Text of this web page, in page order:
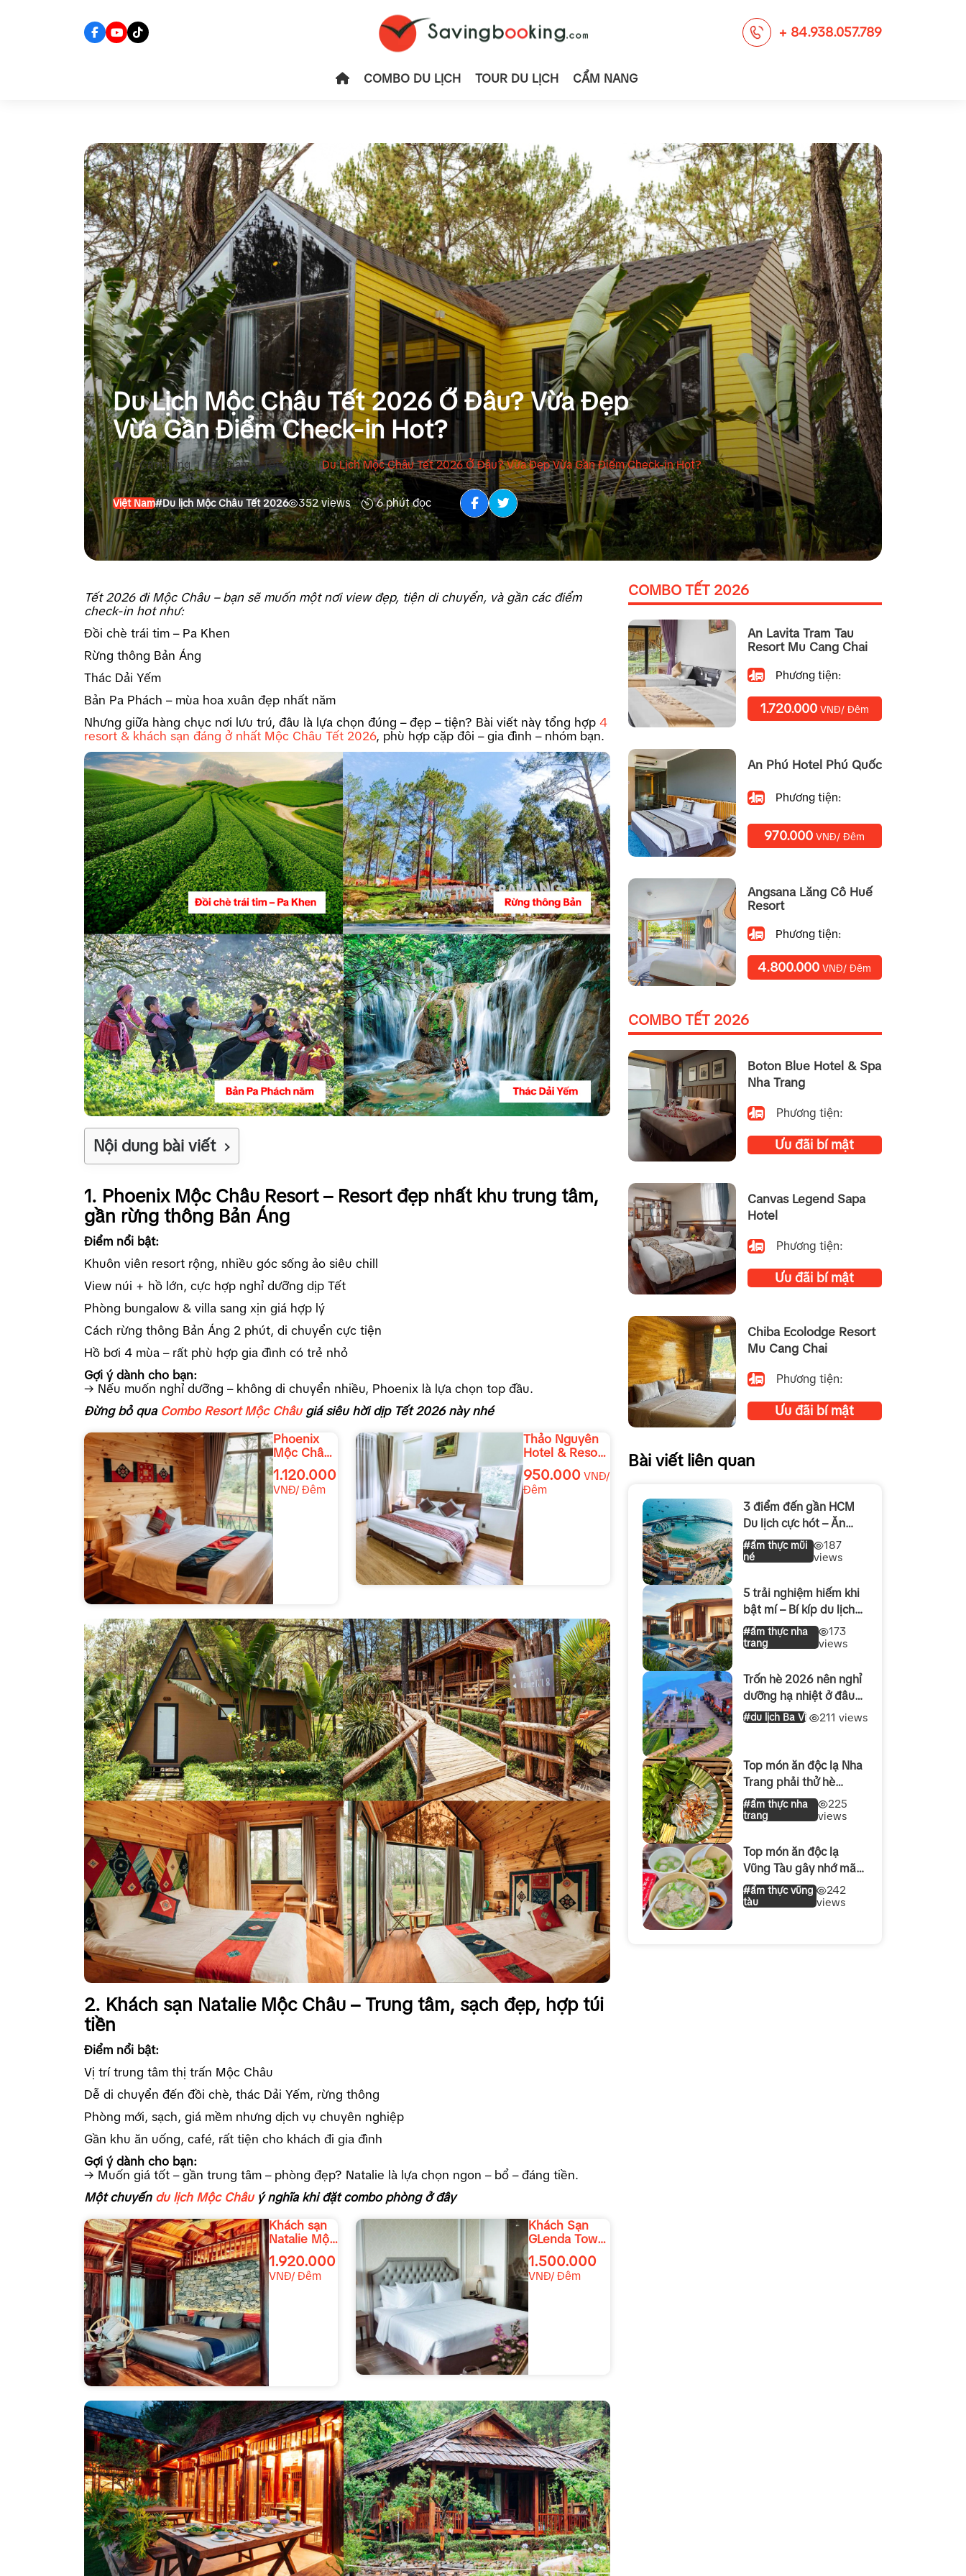
+ 84.938.057.789
COMBO DU LỊCH TOUR DU LỊCH CẨM NANG
Du Lịch Mộc Châu Tết 2026 Ở Đâu? Vừa Đẹp
Vừa Gần Điểm Check-in Hot?
| Cẩm nang | Việt Nam | Tết 2026 | Du Lịch Mộc Châu Tết 2026 Ở Đâu? Vừa Đẹp Vừa Gần Điểm Check-in Hot?
Việt Nam#Du lịch Mộc Châu Tết 2026 352 views 6 phút đọc
Tết 2026 đi Mộc Châu – bạn sẽ muốn một nơi view đẹp, tiện di chuyển, và gần các điểm
check-in hot như:
Đồi chè trái tim – Pa Khen
Rừng thông Bản Áng
Thác Dải Yếm
Bản Pa Phách – mùa hoa xuân đẹp nhất năm
Nhưng giữa hàng chục nơi lưu trú, đâu là lựa chọn đúng – đẹp – tiện? Bài viết này tổng hợp 4
resort & khách sạn đáng ở nhất Mộc Châu Tết 2026, phù hợp cặp đôi – gia đình – nhóm bạn.
Nội dung bài viết
1. Phoenix Mộc Châu Resort – Resort đẹp nhất khu trung tâm,
gần rừng thông Bản Áng
Điểm nổi bật:
Khuôn viên resort rộng, nhiều góc sống ảo siêu chill
View núi + hồ lớn, cực hợp nghỉ dưỡng dịp Tết
Phòng bungalow & villa sang xịn giá hợp lý
Cách rừng thông Bản Áng 2 phút, di chuyển cực tiện
Hồ bơi 4 mùa – rất phù hợp gia đình có trẻ nhỏ
Gợi ý dành cho bạn:
→ Nếu muốn nghỉ dưỡng – không di chuyển nhiều, Phoenix là lựa chọn top đầu.
Đừng bỏ qua Combo Resort Mộc Châugiá siêu hời dịp Tết 2026 này nhé
Phoenix
Mộc Châu
Resort
1.120.000
VNĐ/ Đêm
Thảo Nguyên
Hotel & Resort
Mộc Châu
950.000 VNĐ/
Đêm
2. Khách sạn Natalie Mộc Châu – Trung tâm, sạch đẹp, hợp túi
tiền
Điểm nổi bật:
Vị trí trung tâm thị trấn Mộc Châu
Dễ di chuyển đến đồi chè, thác Dải Yếm, rừng thông
Phòng mới, sạch, giá mềm nhưng dịch vụ chuyên nghiệp
Gần khu ăn uống, café, rất tiện cho khách đi gia đình
Gợi ý dành cho bạn:
→ Muốn giá tốt – gần trung tâm – phòng đẹp? Natalie là lựa chọn ngon – bổ – đáng tiền.
Một chuyến du lịch Mộc Châuý nghĩa khi đặt combo phòng ở đây
Khách sạn
Natalie Mộc
Châu
1.920.000
VNĐ/ Đêm
Khách Sạn
GLenda Tower
Moc Chau
1.500.000
VNĐ/ Đêm
COMBO TẾT 2026
An Lavita Tram Tau
Resort Mu Cang Chai
Phương tiện:
1.720.000VNĐ/ Đêm
An Phú Hotel Phú Quốc
Phương tiện:
970.000 VNĐ/ Đêm
Angsana Lăng Cô Huế
Resort
Phương tiện:
4.800.000 VNĐ/ Đêm
COMBO TẾT 2026
Boton Blue Hotel & Spa
Nha Trang
Phương tiện:
Ưu đãi bí mật
Canvas Legend Sapa
Hotel
Phương tiện:
Ưu đãi bí mật
Chiba Ecolodge Resort
Mu Cang Chai
Phương tiện:
Ưu đãi bí mật
Bài viết liên quan
3 điểm đến gần HCM
Du lịch cực hót – Ăn
chơi cực đã hè 2026
#ẩm thực mũi
né
187
views
5 trải nghiệm hiếm khi
bật mí – Bí kíp du lịch
Nha Trang hè 2026
#ẩm thực nha
trang
173
views
Trốn hè 2026 nên nghỉ
dưỡng hạ nhiệt ở đâu
gần Hà Nội ?
#du lịch Ba Vì 211 views
Top món ăn độc lạ Nha
Trang phải thử hè
2026: Ăn là ghiền
#ẩm thực nha
trang
225
views
Top món ăn độc lạ
Vũng Tàu gây nhớ mãi
dịp lễ 30/4 – 1/5 2026
#ẩm thực vũng
tàu
242
views